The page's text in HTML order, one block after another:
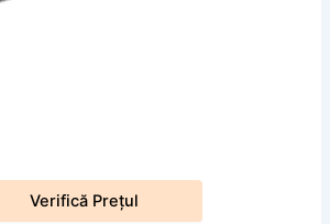
Verifică Prețul